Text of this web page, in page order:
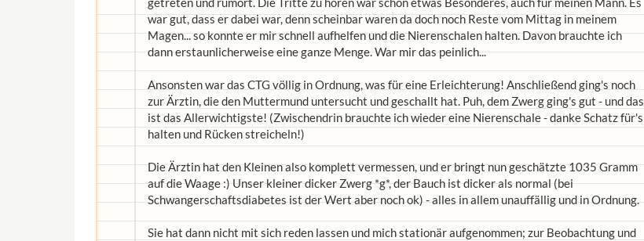
war gut, dass er dabei war, denn scheinbar waren da doch noch Reste vom Mittag in meinem
Magen... so konnte er mir schnell aufhelfen und die Nierenschalen halten. Davon brauchte ich
dann erstaunlicherweise eine ganze Menge. War mir das peinlich...
Ansonsten war das CTG völlig in Ordnung, was für eine Erleichterung! Anschließend ging's noch
zur Ärztin, die den Muttermund untersucht und geschallt hat. Puh, dem Zwerg ging's gut - und das
ist das Allerwichtigste! (Zwischendrin brauchte ich wieder eine Nierenschale - danke Schatz für's
halten und Rücken streicheln!)
Die Ärztin hat den Kleinen also komplett vermessen, und er bringt nun geschätzte 1035 Gramm
auf die Waage :) Unser kleiner dicker Zwerg *g*, der Bauch ist dicker als normal (bei
Schwangerschaftsdiabetes ist der Wert aber noch ok) - alles in allem unauffällig und in Ordnung.
Sie hat dann nicht mit sich reden lassen und mich stationär aufgenommen; zur Beobachtung und